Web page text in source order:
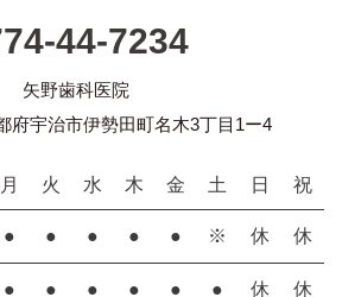
44-7234
矢野歯科医院
府宇治市伊勢田町名木3丁目1ー4
月 火 水 木 金 土 日 祝
● ● ● ● ● ※ 休 休
● ● ● ● ● ● 休 休